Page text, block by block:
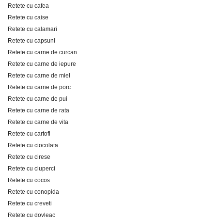
Retete cu cafea
Retete cu caise
Retete cu calamari
Retete cu capsuni
Retete cu carne de curcan
Retete cu carne de iepure
Retete cu carne de miel
Retete cu carne de porc
Retete cu carne de pui
Retete cu carne de rata
Retete cu carne de vita
Retete cu cartofi
Retete cu ciocolata
Retete cu cirese
Retete cu ciuperci
Retete cu cocos
Retete cu conopida
Retete cu creveti
Retete cu dovleac